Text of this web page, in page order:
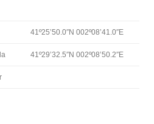
41º25’50.0″N 002º08’41.0″E
41º29’32.5″N 002º08’50.2″E